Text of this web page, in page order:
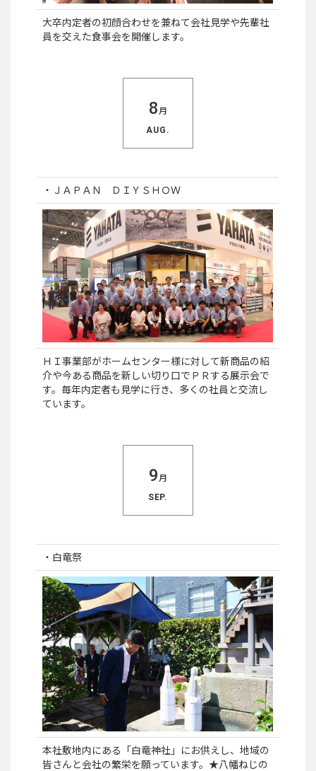
大卒内定者の初顔合わせを兼ねて会社見学や先輩社
員を交えた食事会を開催します。
8 月
AUG.
・ＪＡＰＡＮ ＤＩＹＳＨＯＷ
ＨＩ事業部がホームセンター様に対して新商品の紹
介や今ある商品を新しい切り口でＰＲする展示会で
す。毎年内定者も見学に行き、多くの社員と交流し
ています。
9 月
SEP.
・白竜祭
本社敷地内にある「白竜神社」にお供えし、地域の
皆さんと会社の繁栄を願っています。★八幡ねじの